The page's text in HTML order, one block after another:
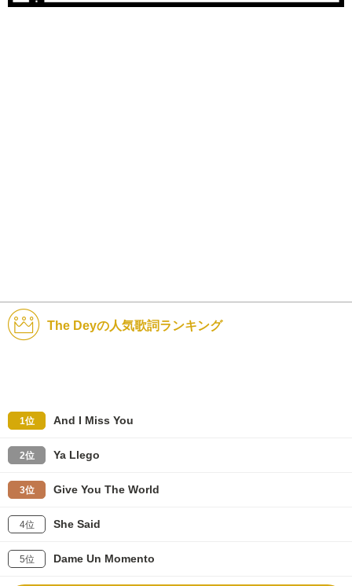
The Deyの人気歌詞ランキング
1位 And I Miss You
2位 Ya Llego
3位 Give You The World
4位 She Said
5位 Dame Un Momento